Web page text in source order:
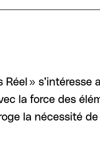
Réel »
la force des
la nécessité